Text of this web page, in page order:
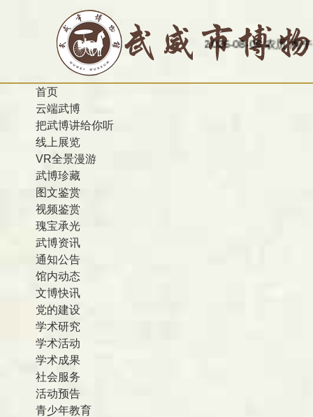
今天是：2026-08-06 农历 丙午 星期四欢迎
首页
云端武博
把武博讲给你听
线上展览
VR全景漫游
武博珍藏
图文鉴赏
视频鉴赏
瑰宝承光
武博资讯
通知公告
馆内动态
文博快讯
党的建设
学术研究
学术活动
学术成果
社会服务
活动预告
青少年教育